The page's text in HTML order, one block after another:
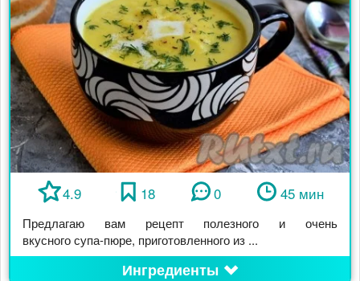
4.9 18 0 45 мин
Предлагаю вам рецепт полезного и очень
вкусного супа-пюре, приготовленного из ...
Ингредиенты